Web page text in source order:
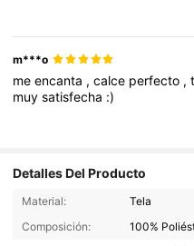
m***o
meencanta ,calce perfecto ,
muysatisfecha :)
Detalles Del Producto
Material:
Tela
Composición:
100%
1.6K
1.6K